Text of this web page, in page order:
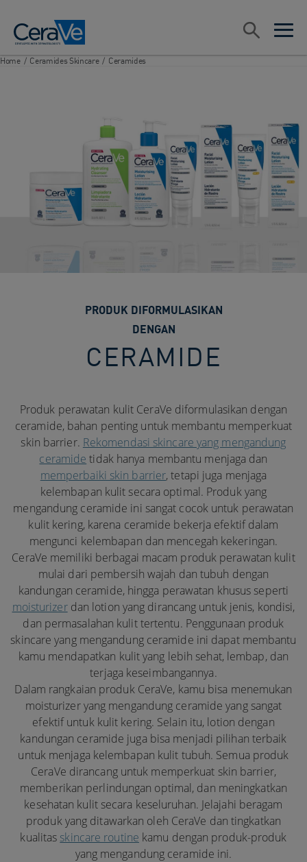
open
open
Search
Home / Ceramides Skincare / Ceramides
PRODUK DIFORMULASIKAN
DENGAN
CERAMIDE
Produk perawatan kulit CeraVe diformulasikan dengan
ceramide, bahan penting untuk membantu memperkuat
skin barrier. Rekomendasi skincare yang mengandung
ceramide tidak hanya membantu menjaga dan
memperbaiki skin barrier, tetapi juga menjaga
kelembapan kulit secara optimal. Produk yang
mengandung ceramide ini sangat cocok untuk perawatan
kulit kering, karena ceramide bekerja efektif dalam
mengunci kelembapan dan mencegah kekeringan.
CeraVe memiliki berbagai macam produk perawatan kulit
mulai dari pembersih wajah dan tubuh dengan
kandungan ceramide, hingga perawatan khusus seperti
moisturizerdan lotion yang dirancang untuk jenis, kondisi,
dan permasalahan kulit tertentu. Penggunaan produk
skincare yang mengandung ceramide ini dapat membantu
kamu mendapatkan kulit yang lebih sehat, lembap, dan
terjaga keseimbangannya.
Dalam rangkaian produk CeraVe, kamu bisa menemukan
moisturizer yang mengandung ceramide yang sangat
efektif untuk kulit kering. Selain itu, lotion dengan
kandungan ceramide juga bisa menjadi pilihan terbaik
untuk menjaga kelembapan kulit tubuh. Semua produk
CeraVe dirancang untuk memperkuat skin barrier,
memberikan perlindungan optimal, dan meningkatkan
kesehatan kulit secara keseluruhan. Jelajahi beragam
produk yang ditawarkan oleh CeraVe dan tingkatkan
kualitas skincare routine kamu dengan produk-produk
yang mengandung ceramide ini.